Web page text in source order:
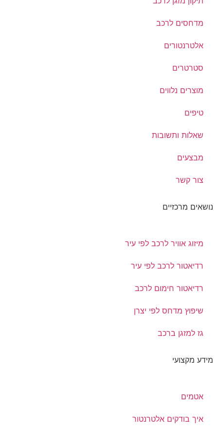
מדחסים לרכב
אלטרנטורים
סטרטרים
מוצרים נלווים
טיפים
שאלות ותשובות
מבצעים
צור קשר
נושאים מרכזיים
מיזוג אוויר לרכב לפי עיר
רדיאטור לרכב לפי עיר
רדיאטור חימום לרכב
שיפוץ מדחס לפי יצרן
גז למזגן ברכב
מידע מקצועי
אטמים
איך בודקים אלטרנטור